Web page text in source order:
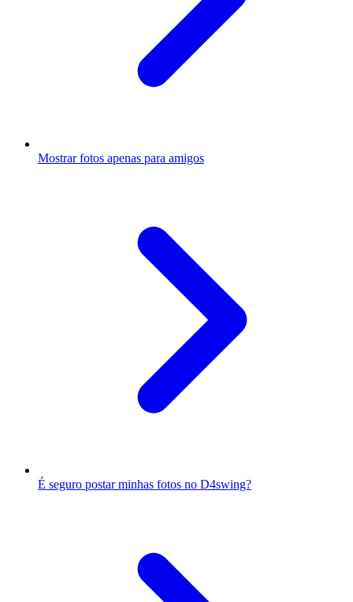
Mostrar fotos apenas para amigos
É seguro postar minhas fotos no D4swing?